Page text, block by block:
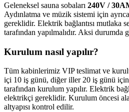
Geleneksel sauna sobaları 240V /
Aydınlatma ve müzik sistemi için ayrıca
gereklidir. Elektrik bağlantısı mutlaka
tarafından yapılmalıdır. Aksi durumda
Kurulum nasıl yapılır?
Tüm kabinlerimiz VIP teslimat ve
içi 10 iş günü, diğer iller 20 iş günü
tarafından kurulum yapılır. Elektrik
elektrikçi gereklidir. Kurulum öncesi
altyapısı kontrol edilir.